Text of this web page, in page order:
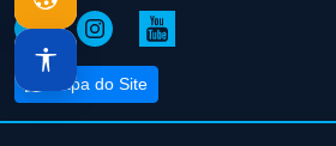
Mapa do Site